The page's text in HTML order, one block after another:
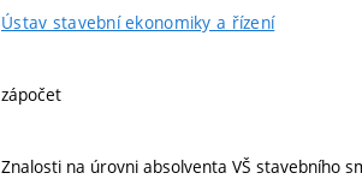
Ústav stavební ekonomiky a řízení
zápočet
Znalosti na úrovni absolventa VŠ stavebního